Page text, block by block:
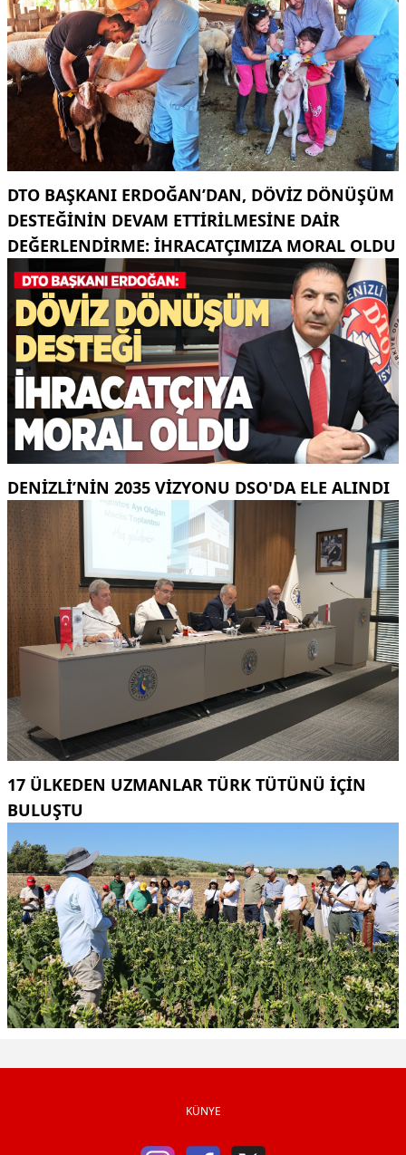
DTO BAŞKANI ERDOĞAN’DAN, DÖVIZ DÖNÜŞÜM
DESTEĞININ DEVAM ETTIRILMESINE DAIR
DEĞERLENDIRME: İHRACATÇIMIZA MORAL OLDU
DENIZLI’NIN 2035 VIZYONU DSO'DA ELE ALINDI
17 ÜLKEDEN UZMANLAR TÜRK TÜTÜNÜ IÇIN
BULUŞTU
KÜNYE